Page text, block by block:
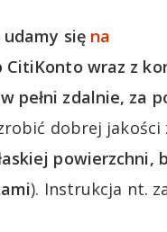
udamy się na
CitiKonto wraz z
pełni zdalnie, za
dobrej jakości
powierzchni,
). Instrukcja nt.